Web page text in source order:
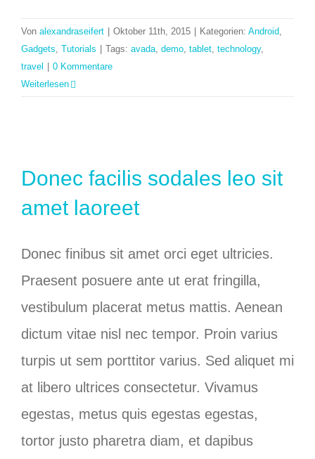
Von alexandraseifert Oktober 11th, 2015 Kategorien: Android,
Gadgets, Tutorials Tags: avada, demo, tablet, technology,
travel
0 Kommentare
Weiterlesen
Donec facilis sodales leo sit
amet laoreet
Donec finibus sit amet orci eget ultricies.
Praesent posuere ante ut erat fringilla,
vestibulum placerat metus mattis. Aenean
dictum vitae nisl nec tempor. Proin varius
turpis ut sem porttitor varius. Sed aliquet mi
at libero ultrices consectetur. Vivamus
egestas, metus quis egestas egestas,
tortor justo pharetra diam, et dapibus